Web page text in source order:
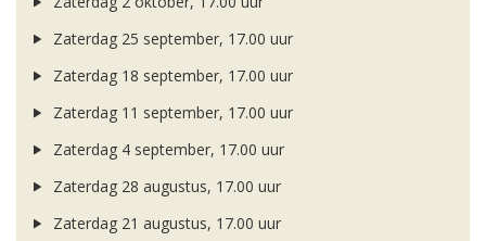
Zaterdag 25 september, 17.00 uur
Zaterdag 18 september, 17.00 uur
Zaterdag 11 september, 17.00 uur
Zaterdag 4 september, 17.00 uur
Zaterdag 28 augustus, 17.00 uur
Zaterdag 21 augustus, 17.00 uur